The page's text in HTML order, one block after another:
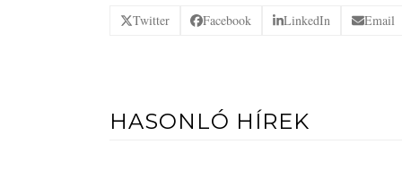
Twitter Facebook LinkedIn Email
HASONLÓ HÍREK